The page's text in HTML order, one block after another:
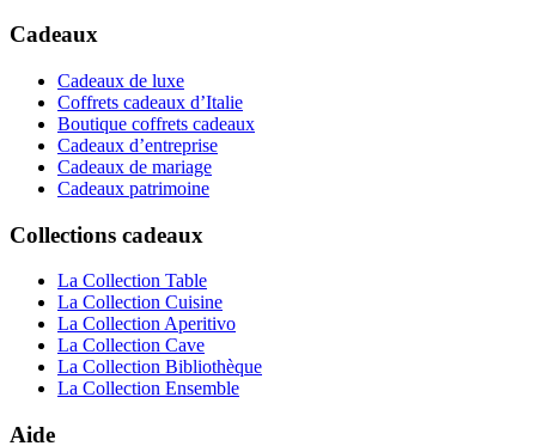
Cadeaux
Cadeaux de luxe
Coffrets cadeaux d’Italie
Boutique coffrets cadeaux
Cadeaux d’entreprise
Cadeaux de mariage
Cadeaux patrimoine
Collections cadeaux
La Collection Table
La Collection Cuisine
La Collection Aperitivo
La Collection Cave
La Collection Bibliothèque
La Collection Ensemble
Aide